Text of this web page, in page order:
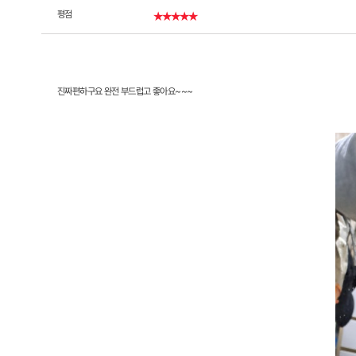
평점 ★★★★★
진짜편하구요 완전 부드럽고 좋아요~~~